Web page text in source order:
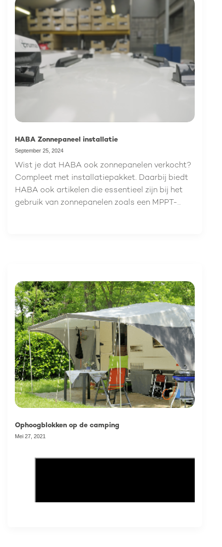
nemen we je mee in het ontwikkelingsproces en
lees je hoe dit artikel zich onderscheidt van
andere caravanvoeten.
HABA Zonnepaneel installatie
September 25, 2024
Wist je dat HABA ook zonnepanelen verkocht?
Compleet met installatiepakket. Daarbij biedt
HABA ook artikelen die essentieel zijn bij het
gebruik van zonnepanelen zoals een MPPT-
Ophoogblokken op de camping
Mei 27, 2021